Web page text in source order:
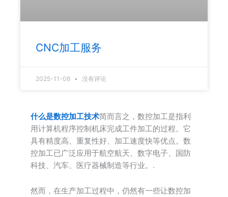
CNC加工服务
2025-11-06 没有评论
什么是数控加工技术简而言之，数控加工是指利
用计算机程序控制机床完成工件加工的过程。它
具有精度高、重复性好、加工速度快等优点。数
控加工已广泛应用于航空航天、数字电子、国防
科技、汽车、医疗器械制造等行业。.
然而，在生产加工过程中，仍然有一些让数控加